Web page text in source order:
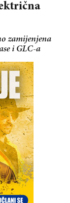
zamijenjena
i GLC-a